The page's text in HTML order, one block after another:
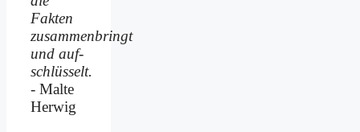
Fakten
zusammenbringt
und auf­
schlüsselt.
- Malte
Herwig